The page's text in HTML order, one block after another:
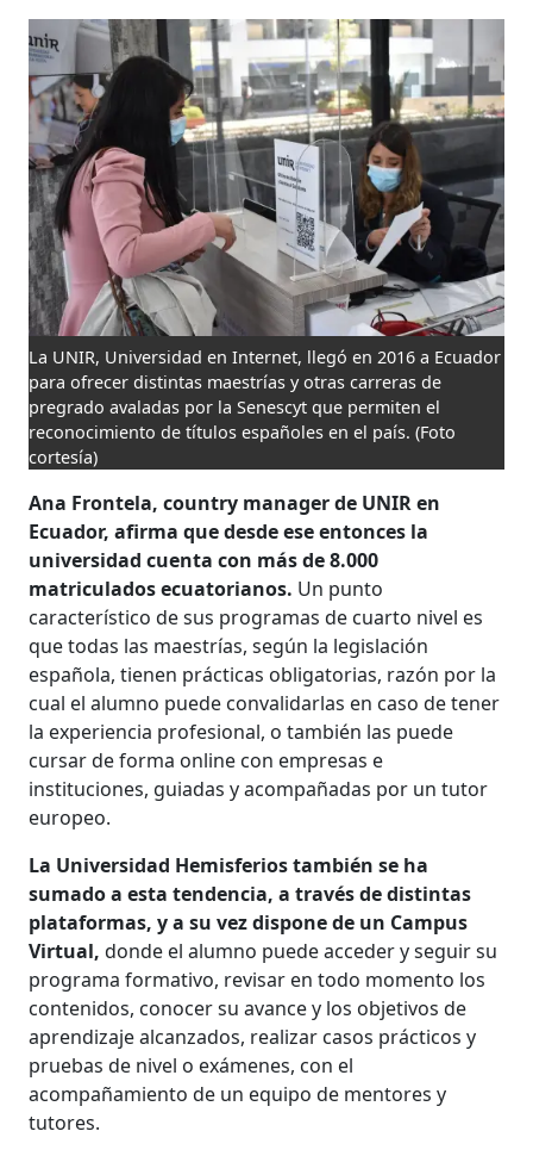
La UNIR, Universidad en Internet, llegó en 2016 a Ecuador
para ofrecer distintas maestrías y otras carreras de
pregrado avaladas por la Senescyt que permiten el
reconocimiento de títulos españoles en el país. (Foto
cortesía)
Ana Frontela, country manager de UNIR en
Ecuador, afirma que desde ese entonces la
universidad cuenta con más de 8.000
matriculados ecuatorianos. Un punto
característico de sus programas de cuarto nivel es
que todas las maestrías, según la legislación
española, tienen prácticas obligatorias, razón por la
cual el alumno puede convalidarlas en caso de tener
la experiencia profesional, o también las puede
cursar de forma online con empresas e
instituciones, guiadas y acompañadas por un tutor
europeo.
La Universidad Hemisferios también se ha
sumado a esta tendencia, a través de distintas
plataformas, y a su vez dispone de un Campus
Virtual, donde el alumno puede acceder y seguir su
programa formativo, revisar en todo momento los
contenidos, conocer su avance y los objetivos de
aprendizaje alcanzados, realizar casos prácticos y
pruebas de nivel o exámenes, con el
acompañamiento de un equipo de mentores y
tutores.